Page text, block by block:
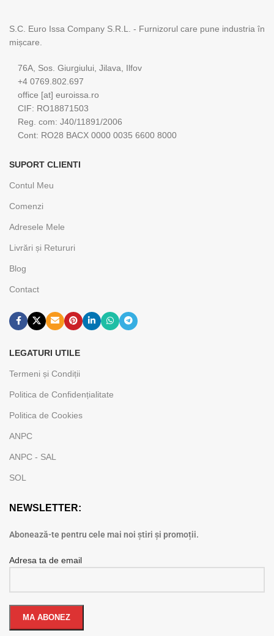
S.C. Euro Issa Company S.R.L. - Furnizorul care pune industria în
mișcare.
76A, Sos. Giurgiului, Jilava, Ilfov
+4 0769.802.697
office [at] euroissa.ro
CIF: RO18871503
Reg. com: J40/11891/2006
Cont: RO28 BACX 0000 0035 6600 8000
SUPORT CLIENTI
Contul Meu
Comenzi
Adresele Mele
Livrări și Retururi
Blog
Contact
LEGATURI UTILE
Termeni și Condiții
Politica de Confidențialitate
Politica de Cookies
ANPC
ANPC - SAL
SOL
NEWSLETTER:
Abonează-te pentru cele mai noi știri și promoții.
Adresa ta de email